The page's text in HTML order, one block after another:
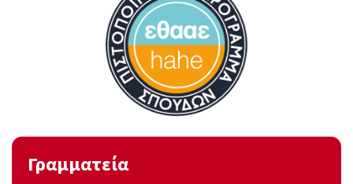
Γραμματεία